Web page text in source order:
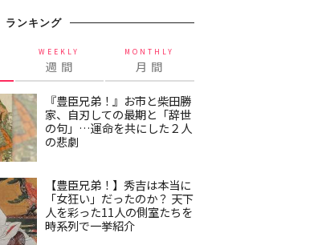
ランキング
WEEKLY
週 間
MONTHLY
月 間
『豊臣兄弟！』お市と柴田勝
家、自刃しての最期と「辞世
の句」…運命を共にした２人
の悲劇
【豊臣兄弟！】秀吉は本当に
「女狂い」だったのか？ 天下
人を彩った11人の側室たちを
時系列で一挙紹介